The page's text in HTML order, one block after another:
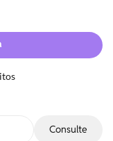
Consulte